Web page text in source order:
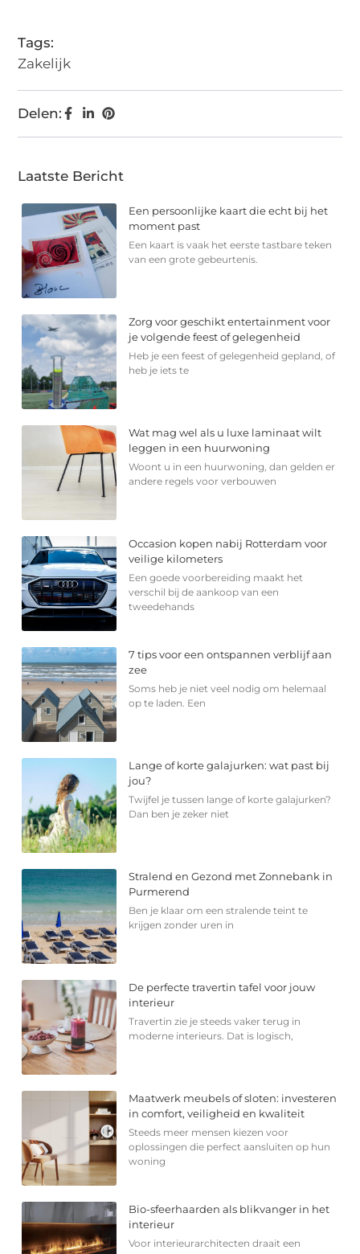
Tags:
Zakelijk
Delen:
Laatste Bericht
Een persoonlijke kaart die echt bij het
moment past
Een kaart is vaak het eerste tastbare teken
van een grote gebeurtenis.
Zorg voor geschikt entertainment voor
je volgende feest of gelegenheid
Heb je een feest of gelegenheid gepland, of
heb je iets te
Wat mag wel als u luxe laminaat wilt
leggen in een huurwoning
Woont u in een huurwoning, dan gelden er
andere regels voor verbouwen
Occasion kopen nabij Rotterdam voor
veilige kilometers
Een goede voorbereiding maakt het
verschil bij de aankoop van een
tweedehands
7 tips voor een ontspannen verblijf aan
zee
Soms heb je niet veel nodig om helemaal
op te laden. Een
Lange of korte galajurken: wat past bij
jou?
Twijfel je tussen lange of korte galajurken?
Dan ben je zeker niet
Stralend en Gezond met Zonnebank in
Purmerend
Ben je klaar om een stralende teint te
krijgen zonder uren in
De perfecte travertin tafel voor jouw
interieur
Travertin zie je steeds vaker terug in
moderne interieurs. Dat is logisch,
Maatwerk meubels of sloten: investeren
in comfort, veiligheid en kwaliteit
Steeds meer mensen kiezen voor
oplossingen die perfect aansluiten op hun
woning
Bio-sfeerhaarden als blikvanger in het
interieur
Voor interieurarchitecten draait een